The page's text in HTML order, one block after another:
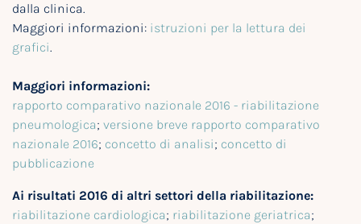
dalla clinica.
Maggiori informazioni: istruzioni per la lettura dei
grafici.
Maggiori informazioni:
rapporto comparativo nazionale 2016 - riabilitazione
pneumologica; versione breve rapporto comparativo
nazionale 2016; concetto di analisi; concetto di
pubblicazione
Ai risultati 2016 di altri settori della riabilitazione:
riabilitazione cardiologica; riabilitazione geriatrica;